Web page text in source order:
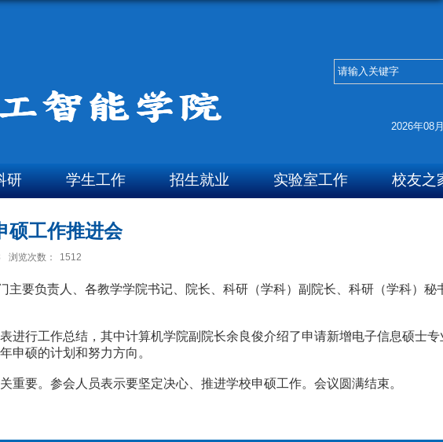
2026年08
研 学生工作 招生就业 实验室工作 校友之
硕工作推进会
浏览次数： 1512
要负责人、各教学学院书记、院长、科研（学科）副院长、科研（学科）秘
行工作总结，其中计算机学院副院长余良俊介绍了申请新增电子信息硕士专
申硕的计划和努力方向。
要。参会人员表示要坚定决心、推进学校申硕工作。会议圆满结束。